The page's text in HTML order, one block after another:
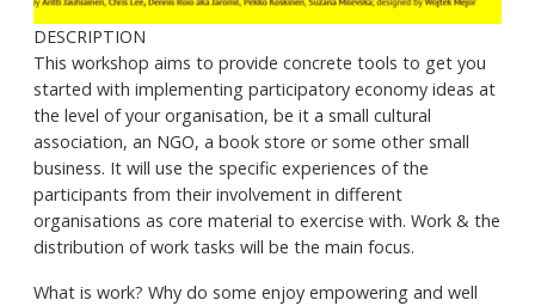
DESCRIPTION
This workshop aims to provide concrete tools to get you
started with implementing participatory economy ideas at
the level of your organisation, be it a small cultural
association, an NGO, a book store or some other small
business. It will use the specific experiences of the
participants from their involvement in different
organisations as core material to exercise with. Work & the
distribution of work tasks will be the main focus.
What is work? Why do some enjoy empowering and well